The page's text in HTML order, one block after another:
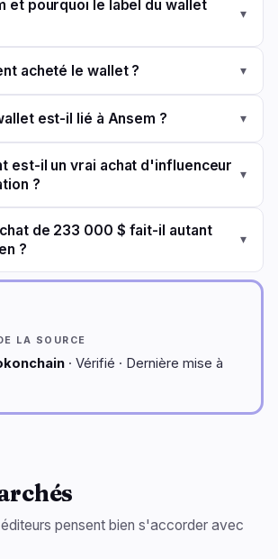
et pourquoi le label du wallet
▾
acheté le wallet ? ▾
est-il lié à Ansem ? ▾
est-il un vrai achat d'influenceur
?
▾
de 233 000 $ fait-il autant
?
▾
LA SOURCE
· Vérifié · Dernière mise à
pensent bien s'accorder avec